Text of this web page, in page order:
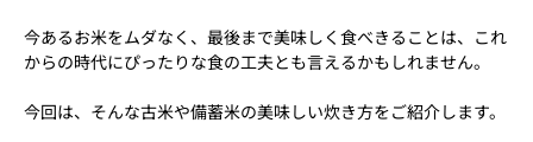
今あるお米をムダなく、最後まで美味しく食べきることは、これ
からの時代にぴったりな食の工夫とも言えるかもしれません。
今回は、そんな古米や備蓄米の美味しい炊き方をご紹介します。